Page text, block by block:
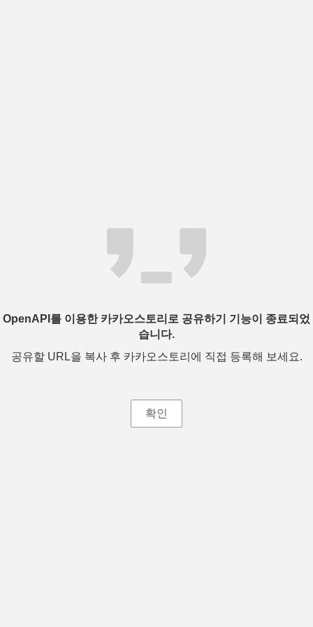
OpenAPI를 이용한 카카오스토리로 공유하기 기능이 종료되었
습니다.
공유할 URL을 복사 후 카카오스토리에 직접 등록해 보세요.
확인